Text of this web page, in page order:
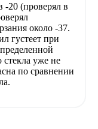
-20 (проверял в
около -37.
густеет при
стекла уже не
по сравнении